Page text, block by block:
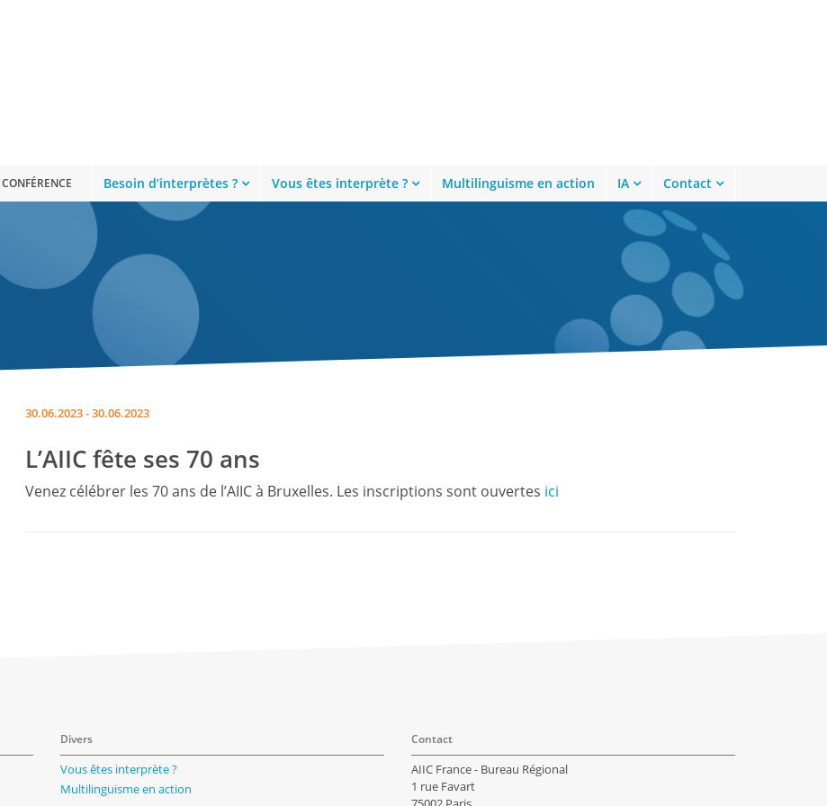
Besoin d’interprètes ? Vous êtes interprète ? Multilinguisme en action IA Contact
30.06.2023 - 30.06.2023
L’AIIC fête ses 70 ans
Venez célébrer les 70 ans de l’AIIC à Bruxelles. Les inscriptions sont ouvertes ici
Divers
Vous êtes interprète ?
Multilinguisme en action
Contact
AIIC France - Bureau Régional
1 rue Favart